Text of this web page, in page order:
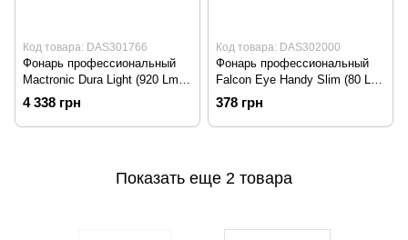
Код товара: DAS301766
Фонарь профессиональный
Mactronic Dura Light (920 Lm)
USB Rechargeable (PHH0111)
4 338 грн
Код товара: DAS302000
Фонарь профессиональный
Falcon Eye Handy Slim (80 Lm)
Cool White/Red LED Magnetic
(FWL0022)
378 грн
Показать еще 2 товара